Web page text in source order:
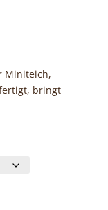
Miniteich,
bringt